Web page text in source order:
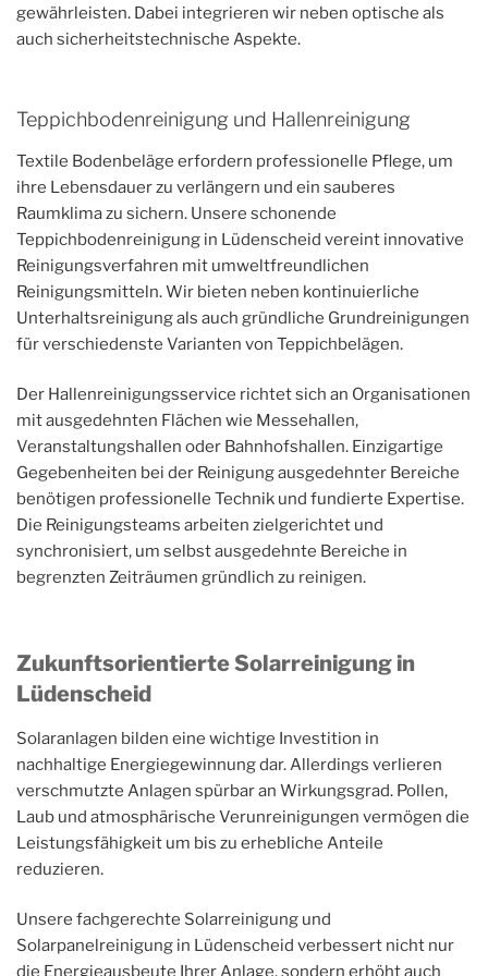
gewährleisten. Dabei integrieren wir neben optische als
auch sicherheitstechnische Aspekte.
Teppichbodenreinigung und Hallenreinigung
Textile Bodenbeläge erfordern professionelle Pflege, um
ihre Lebensdauer zu verlängern und ein sauberes
Raumklima zu sichern. Unsere schonende
Teppichbodenreinigung in Lüdenscheid vereint innovative
Reinigungsverfahren mit umweltfreundlichen
Reinigungsmitteln. Wir bieten neben kontinuierliche
Unterhaltsreinigung als auch gründliche Grundreinigungen
für verschiedenste Varianten von Teppichbelägen.
Der Hallenreinigungsservice richtet sich an Organisationen
mit ausgedehnten Flächen wie Messehallen,
Veranstaltungshallen oder Bahnhofshallen. Einzigartige
Gegebenheiten bei der Reinigung ausgedehnter Bereiche
benötigen professionelle Technik und fundierte Expertise.
Die Reinigungsteams arbeiten zielgerichtet und
synchronisiert, um selbst ausgedehnte Bereiche in
begrenzten Zeiträumen gründlich zu reinigen.
Zukunftsorientierte Solarreinigung in
Lüdenscheid
Solaranlagen bilden eine wichtige Investition in
nachhaltige Energiegewinnung dar. Allerdings verlieren
verschmutzte Anlagen spürbar an Wirkungsgrad. Pollen,
Laub und atmosphärische Verunreinigungen vermögen die
Leistungsfähigkeit um bis zu erhebliche Anteile
reduzieren.
Unsere fachgerechte Solarreinigung und
Solarpanelreinigung in Lüdenscheid verbessert nicht nur
die Energieausbeute Ihrer Anlage, sondern erhöht auch